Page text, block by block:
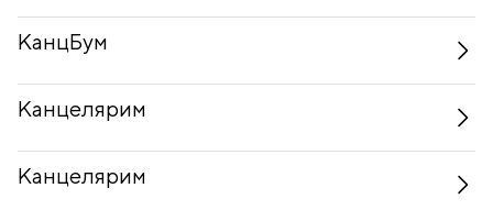
КанцБум
Канцелярим
Канцелярим